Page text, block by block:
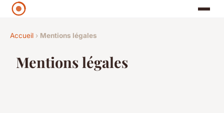
Accueil › Mentions légales
Mentions légales